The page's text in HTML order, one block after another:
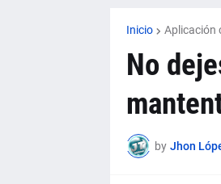
Inicio Aplicación
No
by Jhon